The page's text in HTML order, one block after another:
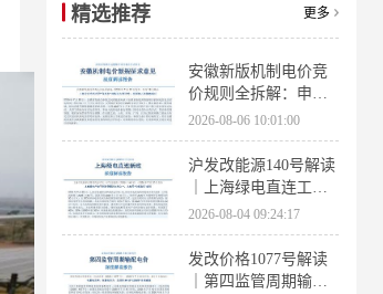
精选推荐 更多
安徽新版机制电价竞
价规则全拆解：申报
条件、保函罚则、出
清机制、聚合商门槛
2026-08-06 10:01:00
沪发改能源140号解读
｜上海绿电直连工作
方案 申报条件、源荷
指标、场景优先级全
梳理
2026-08-04 09:24:17
发改价格1077号解读
｜第四监管周期输配